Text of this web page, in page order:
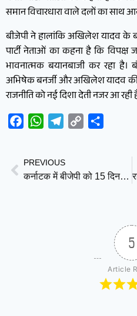
समान विचारधारा वाले दलों का साथ
बीजेपी ने हालांकि अखिलेश यादव के
पार्टी नेताओं का कहना है कि
भावनात्मक बयानबाजी कर रहा है।
अभिषेक बनर्जी और अखिलेश यादव की
राजनीति को नई दिशा देती नजर आ रही
FacebookWhatsAppTelegram
Copy
PREVIOUS
कर्नाटक में बीजेपी को 15 दिन, तमिलनाडु में TVK को इंतजार! विपक्ष ने उठाए “भाजपाई राज्यपालों” के ‘डबल स्टैंडर्ड’ पर सवाल
5
Article